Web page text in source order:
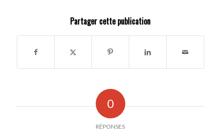
Partager cette publication
0
RÉPONSES